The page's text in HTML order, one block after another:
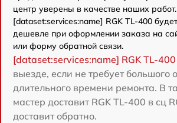
центр уверены в качестве наших работ.
[dataset:services:name] RGK TL-400
дешевле при оформлении заказа на
или форму обратной связи.
[dataset:services:name] RGK TL-400
выезде, если не требует большого
длительного времени ремонта. В
мастер доставит RGK TL-400 в сц
доставит обратно.